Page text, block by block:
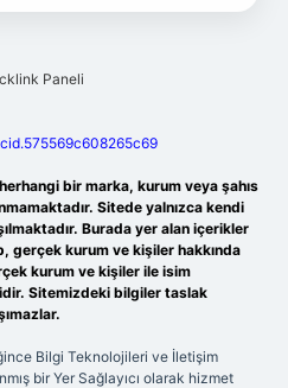
bir marka, kurum veya şahıs
Sitede yalnızca kendi
Burada yer alan içerikler
gerçek kurum ve kişiler hakkında
kurum ve kişiler ile isim
Sitemizdeki bilgiler taslak
Bilgi Teknolojileri ve İletişim
bir Yer Sağlayıcı olarak hizmet